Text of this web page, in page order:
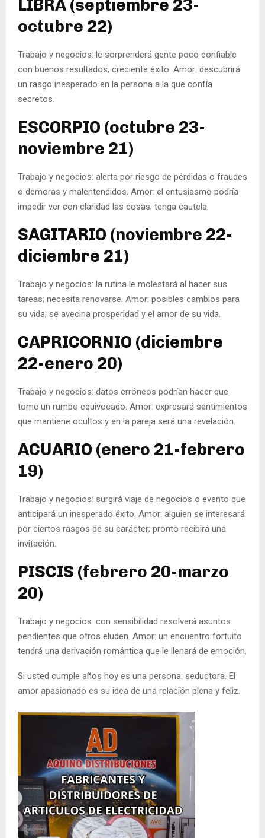
LIBRA (septiembre 23-
octubre 22)
Trabajo y negocios: le sorprenderá gente poco confiable
con buenos resultados; creciente éxito. Amor: descubrirá
un rasgo inesperado en la persona a la que confía
secretos.
ESCORPIO (octubre 23-
noviembre 21)
Trabajo y negocios: alerta por riesgo de pérdidas o fraudes
o demoras y malentendidos. Amor: el entusiasmo podría
impedir ver con claridad las cosas; tenga cautela.
SAGITARIO (noviembre 22-
diciembre 21)
Trabajo y negocios: la rutina le molestará al hacer sus
tareas; necesita renovarse. Amor: posibles cambios para
su vida; se avecina prosperidad y el amor de su vida.
CAPRICORNIO (diciembre
22-enero 20)
Trabajo y negocios: datos erróneos podrían hacer que
tome un rumbo equivocado. Amor: expresará sentimientos
que mantiene ocultos y en la pareja será una revelación.
ACUARIO (enero 21-febrero
19)
Trabajo y negocios: surgirá viaje de negocios o evento que
anticipará un inesperado éxito. Amor: alguien se interesará
por ciertos rasgos de su carácter; pronto recibirá una
invitación.
PISCIS (febrero 20-marzo
20)
Trabajo y negocios: con sensibilidad resolverá asuntos
pendientes que otros eluden. Amor: un encuentro fortuito
tendrá una derivación romántica que le llenará de emoción.
Si usted cumple años hoy es una persona: seductora. El
amor apasionado es su idea de una relación plena y feliz.